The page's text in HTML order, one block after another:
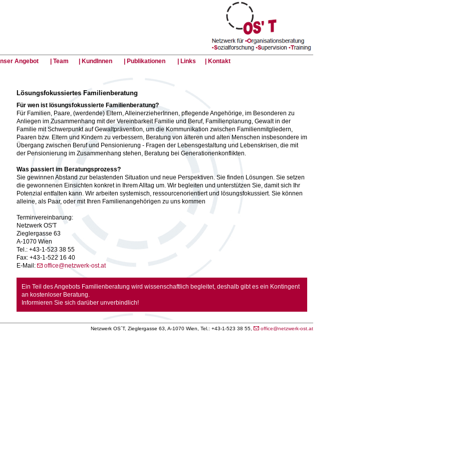
Angebot | Team | KundInnen | Publikationen | Links | Kontakt
Lösungsfokussiertes Familienberatung
Für wen ist lösungsfokussierte Familienberatung?
Für Familien, Paare, (werdende) Eltern, AlleinerzieherInnen, pflegende Angehörige, im Besonderen zu
Anliegen im Zusammenhang mit der Vereinbarkeit Familie und Beruf, Familienplanung, Gewalt in der
Familie mit Schwerpunkt auf Gewaltprävention, um die Kommunikation zwischen Familienmitgliedern,
Paaren bzw. Eltern und Kindern zu verbessern, Beratung von älteren und alten Menschen insbesondere im
Übergang zwischen Beruf und Pensionierung - Fragen der Lebensgestaltung und Lebenskrisen, die mit
der Pensionierung im Zusammenhang stehen, Beratung bei Generationenkonflikten.
Was passiert im Beratungsprozess?
Sie gewinnen Abstand zur belastenden Situation und neue Perspektiven. Sie finden Lösungen. Sie setzen
die gewonnenen Einsichten konkret in Ihrem Alltag um. Wir begleiten und unterstützen Sie, damit sich Ihr
Potenzial entfalten kann. Wir arbeiten systemisch, ressourcenorientiert und lösungsfokussiert. Sie können
alleine, als Paar, oder mit Ihren Familienangehörigen zu uns kommen
Terminvereinbarung:
Netzwerk OS'T
Zieglergasse 63
A-1070 Wien
Tel.: +43-1-523 38 55
Fax: +43-1-522 16 40
E-Mail:
office@netzwerk-ost.at
Ein Teil des Angebots Familienberatung wird wissenschaftlich begleitet, deshalb gibt es ein Kontingent
an kostenloser Beratung.
Informieren Sie sich darüber unverbindlich!
Netzwerk OS´T, Zieglergasse 63, A-1070 Wien, Tel.: +43-1-523 38 55, office@netzwerk-ost.at